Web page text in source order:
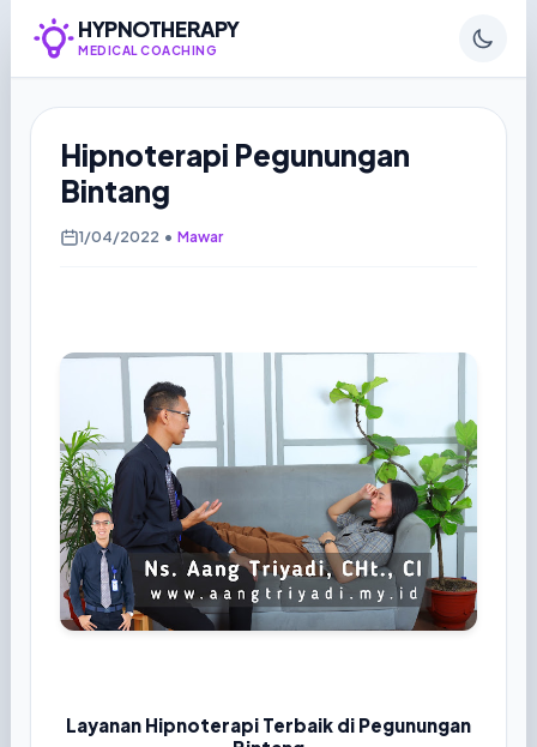
HYPNOTHERAPY
MEDICAL COACHING
Hipnoterapi Pegunungan
Bintang
1/04/2022 • Mawar
Layanan Hipnoterapi Terbaik di Pegunungan